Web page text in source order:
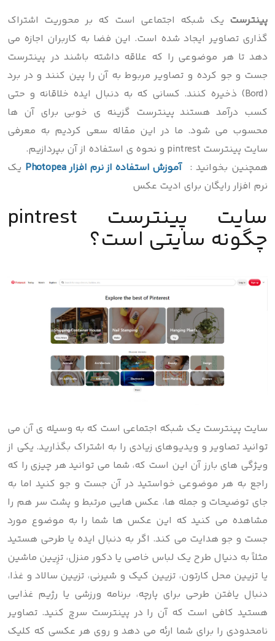
پینترست یک شبکه اجتماعی است که بر محوریت اشتراک
گذاری تصاویر ایجاد شده است. این فضا به کاربران اجازه می
دهد تا هر موضوعی را که علاقه داشته باشند در پینترست
جست و جو کرده و تصاویر مربوط به آن را پین کنند و در برد
(Bord) ذخیره کنند. کسانی که به دنبال ایده خلاقانه و حتی
کسب درآمد هستند پینترست گزینه ی خوبی برای آن ها
محسوب می شود. ما در این مقاله سعی کردیم به معرفی
سایت پینترست pintrest و نحوه ی استفاده از آن بپردازیم.
همچنین بخوانید :آموزش استفاده از نرم افزار Photopea
یک
نرم افزار رایگان برای ادیت عکس
سایت پینترست pintrest
چگونه سایتی است؟
سایت پینترست یک شبکه اجتماعی است که به وسیله ی آن می
توانید تصاویر و ویدیوهای زیادی را به اشتراک بگذارید. یکی از
ویژگی های بارز آن این است که، شما می توانید هر چیزی را که
راجع به هر موضوعی خواستید در آن جست و جو کنید اما به
جای توضیحات و جمله ها، عکس هایی مرتبط و پشت سر هم را
مشاهده می کنید که این عکس ها شما را به موضوع مورد
جست و جو هدایت می کند. اگر به دنبال ایده یا طرحی هستید
مثلاً به دنیال طرح یک لباس خاصی یا دکور منزل، تزِیین ماشین
یا تزیین محل کارتون، تزیین کیک و شیرنی، تزیین سالاد و غذا،
دنبال یافتن طرحی برای پارچه، برنامه ورزشی یا رژیم غذایی
هستید کافی است که آن را در پینترست سرچ کنید. تصاویر
نامحدودی را برای شما ارئه می دهد و روی هر عکسی که کلیک